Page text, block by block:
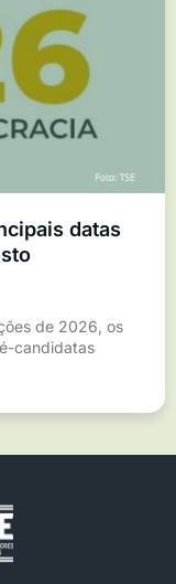
datas
de 2026, os
candidatas